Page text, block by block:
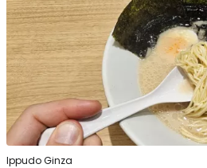
Ippudo Ginza